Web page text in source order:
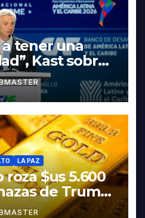
a tener una
Kast sobre
LA PAZ
$us 5.600
de Trump